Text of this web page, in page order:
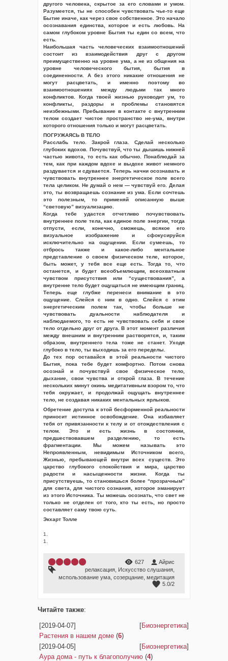
другого человека, скрытое за его словами и умом.
Разумеется, ты не способен чувствовать чье-то еще
Бытие иначе, как через свое собственное. Это начало
осознавания единства, которое и есть любовь. На
самом глубоком уровне Бытия ты един со всем, что
есть.
Наибольшая часть человеческих взаимоотношений
состоит из взаимодействия друг с другом
преимущественно на уровне ума, а не из общения на
уровне человеческого бытия, бытия в
соединенности. А без этого никакие отношения не
могут расцветать, и именно поэтому во
взаимоотношениях между людьми так много
конфликтов. Когда твоей жизнью руководит ум, то
конфликты, раздоры и проблемы становятся
неизбежными. Пребывание в контакте с внутренним
телом создает чистое пространство не-ума, внутри
которого отношения только и могут расцветать.
ПОГРУЖАЯСЬ В ТЕЛО
Расслабь тело. Закрой глаза. Сделай несколько
глубоких вдохов. Почувствуй, что ты дышишь нижней
частью живота, то есть как обычно. Понаблюдай за
тем, как при каждом вдохе и выдохе живот немного
раздувается и сдувается. Теперь начни осознавать и
чувствовать внутреннее энергетическое поле всего
тела целиком. Не думай о нем — чувствуй его. Делая
это, ты возвращаешь сознание из ума. Если сочтешь
это полезным, то применяй описанную выше
“световую” визуализацию.
Когда тебе удастся отчетливо почувствовать
внутреннее поле тела, как единое поле энергии, тогда
отпусти, если, конечно, сможешь, всякое его
визуальное изображение и сфокусируйся
исключительно на ощущении. Если сумеешь, то
отбрось также и какое-либо ментальное
представление о своем физическом теле, которое,
быть может, у тебя все еще есть. Тогда то, что
останется, и будет всеобъемлющим, всеохватным
чувством присутствия или “существования”, а
внутренне тело будет ощущаться не имеющим границ.
Теперь еще глубже перенеси внимание в это
ощущение. Слейся с ним в одно. Слейся с этим
энергетическим полем так, чтобы больше не
чувствовать дуальности наблюдателя и
наблюдаемого, то есть не чувствовать себя и свое
тело отдельно друг от друга. В этот момент различия
между внешним и внутренним растворятся, и, таким
образом, внутреннего тела тоже не станет. Уходя
глубоко в тело, ты выходишь за его переделы.
До тех пор оставайся в этой реальности чистого
Бытия, пока тебе будет комфортно. Потом снова
осознай и почувствуй свое физическое тело,
дыхание, свои чувства и открой глаза. В течение
нескольких минут окинь медитативным взором то, что
тебя окружает, и продолжай ощущать внутреннее
тело, не создавая никаких ментальных ярлыков.
Обретение доступа к этой бесформенной реальности
приносит истинное освобождение. Она избавляет
тебя от привязанности к телу и от отождествления с
телом. Это и есть жизнь в состоянии,
предшествовавшем разделению, то есть
фрагментации. Мы можем называть это
Непроявленным, невидимым Источником всего,
Жизнью, пребывающей внутри всех существ. Это
царство глубокого спокойствия и мира, царство
радости и насыщенности жизни. Когда ты
присутствуешь, то становишься более “прозрачным”
для света, для чистого сознания, которое эманирует
из этого Источника. Ты можешь осознать, что свет не
только не отделен от того, кто ты есть, но просто
составляет саму твою суть.
Экхарт Толле
1.
1.
627
Айрис
релаксация Искусство слушания
мспользование ума созерцание медитация
5.0/2
Читайте также:
[2019-04-07] [Биоэнергетика]
Растения в нашем доме (6)
[2019-04-05]
[Биоэнергетика]
Аура дома - путь к благополучию (4)